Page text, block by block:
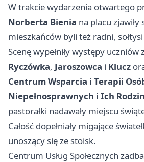
W trakcie wydarzenia otwartego
Norberta Bienia na placu
mieszkańców byli też radni,
Scenę wypełniły występy uczniów
Ryczówka, Jaroszowca i Klucz
Centrum Wsparcia i Terapii
Niepełnosprawnych i Ich Rodzin
pastorałki nadawały miejscu
Całość dopełniały migające
unoszący się ze stoisk.
Centrum Usług Społecznych